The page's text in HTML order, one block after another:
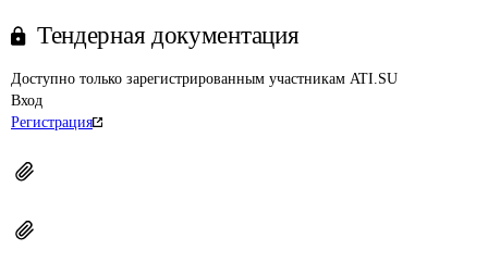
Тендерная документация
Доступно только зарегистрированным участникам ATI.SU
Вход
Регистрация